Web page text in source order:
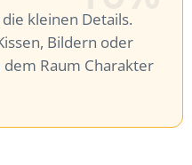
kleinen Details.
Bildern oder
Raum Charakter